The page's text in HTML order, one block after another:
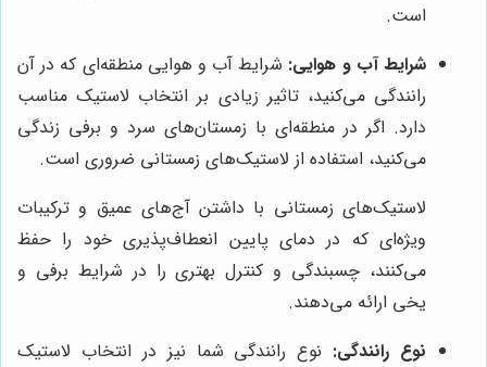
است.
شرایط آب و هوایی: شرایط آب و هوایی منطقه‌ای که در آن
رانندگی می‌کنید، تاثیر زیادی بر انتخاب لاستیک مناسب
دارد. اگر در منطقه‌ای با زمستان‌های سرد و برفی زندگی
می‌کنید، استفاده از لاستیک‌های زمستانی ضروری است.
لاستیک‌های زمستانی با داشتن آج‌های عمیق و ترکیبات
ویژه‌ای که در دمای پایین انعطاف‌پذیری خود را حفظ
می‌کنند، چسبندگی و کنترل بهتری را در شرایط برفی و
یخی ارائه می‌دهند.
نوع رانندگی: نوع رانندگی شما نیز در انتخاب لاستیک